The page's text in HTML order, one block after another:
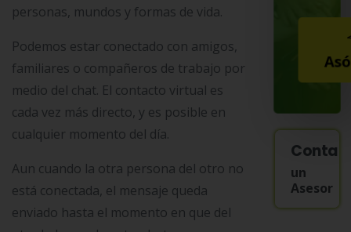
personas, mundos y formas de vida.
Podemos estar conectado con amigos,
familiares o compañeros de trabajo por
medio del chat. El contacto virtual es
cada vez más directo, y es posible en
cualquier momento del día.
Aun cuando la otra persona del otro no
está conectada, el mensaje queda
enviado hasta el momento en que del
un
Asesor